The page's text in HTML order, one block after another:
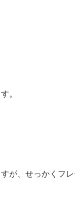
。
が、せっかくフ